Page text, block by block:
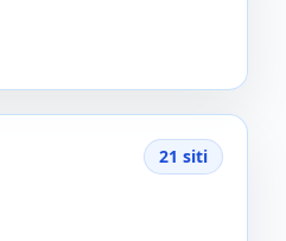
21 siti